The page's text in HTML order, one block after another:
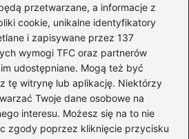
przetwarzane, a informacje z
cookie, unikalne identyfikatory
i zapisywane przez 137
wymogi TFC oraz partnerów
udostępniane. Mogą też być
tę witrynę lub aplikację. Niektórzy
Twoje dane osobowe na
interesu. Możesz się na to nie
zgody poprzez kliknięcie przycisku
interwałowy czy
co wybrać dla
lepszych efektów?
kąpiel po treningu
aby zregenerować